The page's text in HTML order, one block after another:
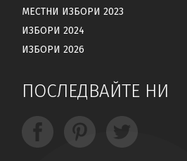
МЕСТНИ ИЗБОРИ 2023
ИЗБОРИ 2024
ИЗБОРИ 2026
ПОСЛЕДВАЙТЕ НИ